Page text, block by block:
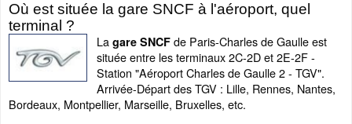
Où est située la gare SNCF à l'aéroport, quel
terminal ?
La gare SNCF de Paris-Charles de Gaulle est
située entre les terminaux 2C-2D et 2E-2F -
Station "Aéroport Charles de Gaulle 2 - TGV".
Arrivée-Départ des TGV : Lille, Rennes, Nantes,
Bordeaux, Montpellier, Marseille, Bruxelles, etc.